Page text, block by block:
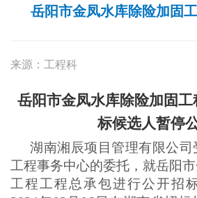
岳阳市金凤水库除险加固
来源：工程科
岳阳市金凤水库除险加固
标候选人暂停
湖南湘辰项目管理有限公司
工程事务中心的委托，就岳阳
工程工程总承包进行公开招